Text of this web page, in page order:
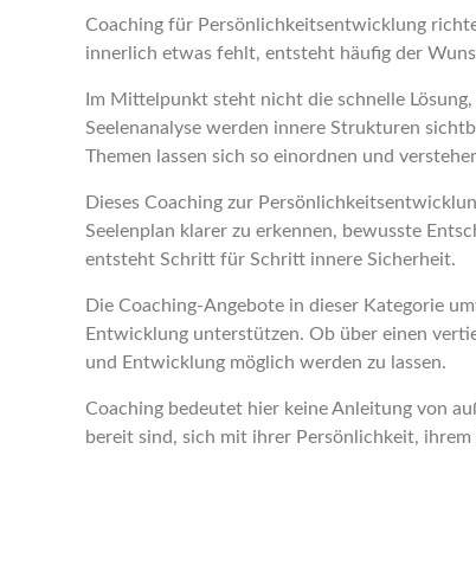
Coaching für Persönlichkeitsentwicklung
innerlich etwas fehlt, entsteht häufig der
Im Mittelpunkt steht nicht die schnelle
Seelenanalyse werden innere Strukturen
Themen lassen sich so einordnen und
Dieses Coaching zur
Seelenplan klarer zu erkennen, bewusste
entsteht Schritt für Schritt innere Sicherheit.
Die Coaching-Angebote in dieser Kategorie
Entwicklung unterstützen. Ob über einen
und Entwicklung möglich werden zu lassen.
Coaching bedeutet hier keine Anleitung von
bereit sind, sich mit ihrer Persönlichkeit,